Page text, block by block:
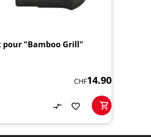
pour "Bamboo Grill"
CHF14.90